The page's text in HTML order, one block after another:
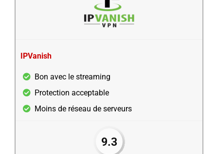
IPVanish
Bon avec le streaming
Protection acceptable
Moins de réseau de serveurs
9.3